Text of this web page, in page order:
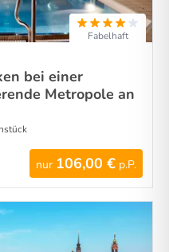
Fabelhaft
bei einer
Metropole an
nur 106,00 € p.P.